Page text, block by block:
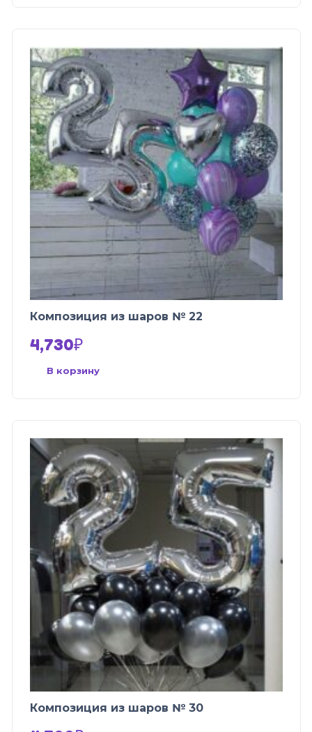
Композиция из шаров № 22
4,730₽
В корзину
Композиция из шаров № 30